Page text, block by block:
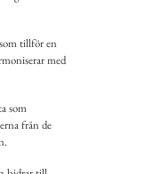
tillför en
med
som
från de